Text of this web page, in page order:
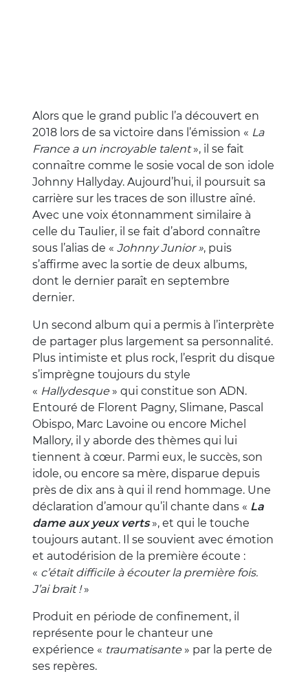
Alors que le grand public l’a découvert en
2018 lors de sa victoire dans l’émission « La
France a un incroyable talent», il se fait
connaître comme le sosie vocal de son idole
Johnny Hallyday. Aujourd’hui, il poursuit sa
carrière sur les traces de son illustre aîné.
Avec une voix étonnamment similaire à
celle du Taulier, il se fait d’abord connaître
sous l’alias de « Johnny Junior », puis
s’affirme avec la sortie de deux albums,
dont le dernier paraît en septembre
dernier.
Un second album qui a permis à l’interprète
de partager plus largement sa personnalité.
Plus intimiste et plus rock, l’esprit du disque
s’imprègne toujours du style
« Hallydesque » qui constitue son ADN.
Entouré de Florent Pagny, Slimane, Pascal
Obispo, Marc Lavoine ou encore Michel
Mallory, il y aborde des thèmes qui lui
tiennent à cœur. Parmi eux, le succès, son
idole, ou encore sa mère, disparue depuis
près de dix ans à qui il rend hommage. Une
déclaration d’amour qu’il chante dans « La
dame aux yeux verts», et qui le touche
toujours autant. Il se souvient avec émotion
et autodérision de la première écoute :
« c’était difficile à écouter la première fois.
J’ai brait !»
Produit en période de confinement, il
représente pour le chanteur une
expérience « traumatisante » par la perte de
ses repères.